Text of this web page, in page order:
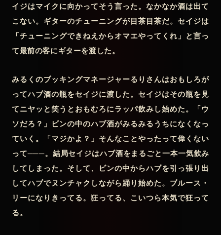
イジはマイクに向かってそう言った。なかなか酒は出て
こない。ギターのチューニングが目茶目茶だ。セイジは
「チューニングできねえからオマエやってくれ」と言っ
て最前の客にギターを渡した。
みるくのブッキングマネージャーるりさんはおもしろが
ってハブ酒の瓶をセイジに渡した。セイジはその瓶を見
てニヤッと笑うとおもむろにラッパ飲みし始めた。「ウ
ソだろ？」ビンの中のハブ酒がみるみるうちになくなっ
ていく。「マジかよ？」そんなことやったって偉くない
って───。結局セイジはハブ酒をまるごと一本一気飲み
してしまった。そして、ビンの中からハブを引っ張り出
してハブでヌンチャクしながら踊り始めた。ブルース・
リーになりきってる。狂ってる、こいつら本気で狂って
る。